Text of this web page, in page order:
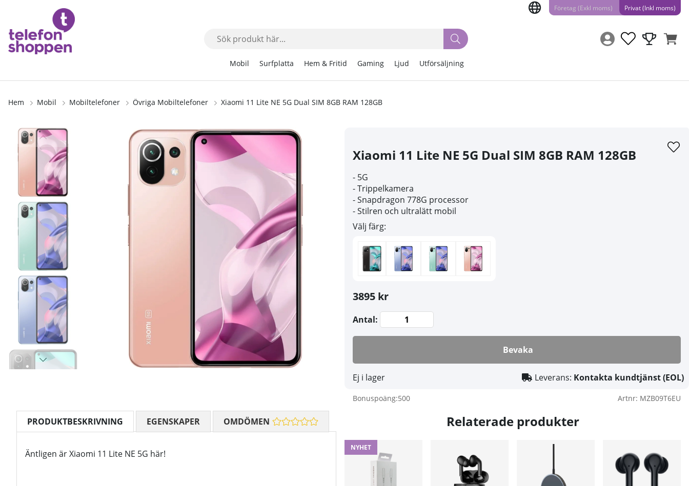
Företag (Exkl moms) Privat (Inkl moms)
Mobil Surfplatta Hem & Fritid Gaming Ljud Utförsäljning
Hem Mobil Mobiltelefoner Övriga Mobiltelefoner Xiaomi 11 Lite NE 5G Dual SIM 8GB RAM 128GB
Produktbilder
Xiaomi 11 Lite NE 5G Dual SIM 8GB RAM 128GB
- 5G
- Trippelkamera
- Snapdragon 778G processor
- Stilren och ultralätt mobil
Välj färg:
3895 kr
Antal:
Bevaka
Ej i lager Leverans: Kontakta kundtjänst (EOL)
Bonuspoäng:500 Artnr: MZB09T6EU
PRODUKTBESKRIVNING
Äntligen är Xiaomi 11 Lite NE 5G här!
EGENSKAPER OMDÖMEN Relaterade produkter
NYHET